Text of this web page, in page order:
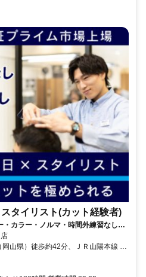
タイリスト(カット経験者)
・カラー・ノルマ・時間外練習なし！
ンクOK＞
山県）徒歩約42分、ＪＲ山陽本線 瀬
長船徒歩約72分